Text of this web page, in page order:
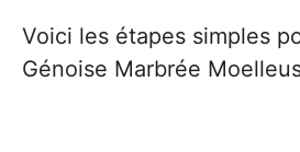
Voici les étapes simples
Génoise Marbrée